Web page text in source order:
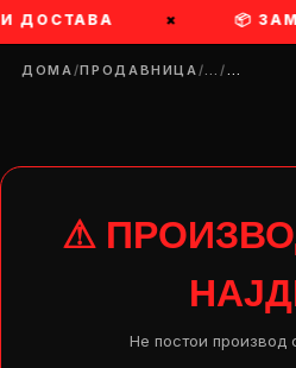
ДОСТАВА × 📦
ДОМА/ПРОДАВНИЦА/…/…
⚠
Не постои производ